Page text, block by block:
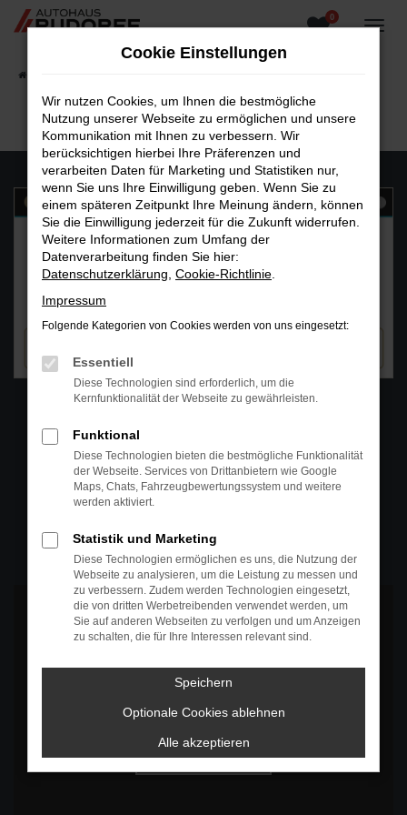
Zum
0
WhatsAPP
Telefon
+49 4295 557
Öffnungszeiten
MO-DO: 07:30 bis 18:00 Uhr
FR: 07:30 bis 17:30 Uhr
Es wird versucht, Inhalte vonwww.google.comzu laden. Dabei
können Daten an Dritte weitergegeben werden. Wenn Sie damit
Bestätigen
Cookie Einstellungen
Wir nutzen Cookies, um Ihnen die bestmögliche
Nutzung unserer Webseite zu ermöglichen und unsere
Kommunikation mit Ihnen zu verbessern. Wir
berücksichtigen hierbei Ihre Präferenzen und
verarbeiten Daten für Marketing und Statistiken nur,
wenn Sie uns Ihre Einwilligung geben. Wenn Sie zu
einem späteren Zeitpunkt Ihre Meinung ändern, können
Sie die Einwilligung jederzeit für die Zukunft widerrufen.
Weitere Informationen zum Umfang der
Datenverarbeitung finden Sie hier:
Datenschutzerklärung Cookie-Richtlinie
Impressum
Folgende Kategorien von Cookies werden von uns eingesetzt:
Essentiell
Diese Technologien sind erforderlich, um die
Kernfunktionalität der Webseite zu gewährleisten.
Funktional
Diese Technologien bieten die bestmögliche Funktionalität
der Webseite. Services von Drittanbietern wie Google
Maps, Chats, Fahrzeugbewertungssystem und weitere
werden aktiviert.
Statistik und Marketing
Diese Technologien ermöglichen es uns, die Nutzung der
Webseite zu analysieren, um die Leistung zu messen und
zu verbessern. Zudem werden Technologien eingesetzt,
die von dritten Werbetreibenden verwendet werden, um
Sie auf anderen Webseiten zu verfolgen und um Anzeigen
zu schalten, die für Ihre Interessen relevant sind.
Speichern
Optionale Cookies ablehnen
Alle akzeptieren